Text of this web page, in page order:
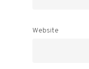
Website